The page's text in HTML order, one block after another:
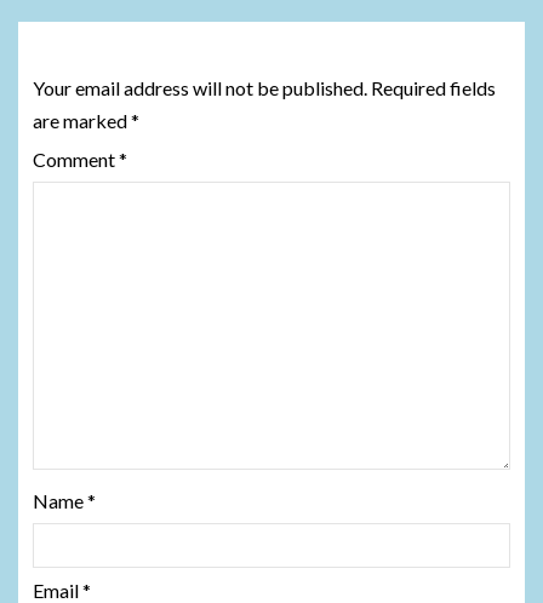
Your email address will not be published. Required fields
are marked*
Comment*
Name*
Email*